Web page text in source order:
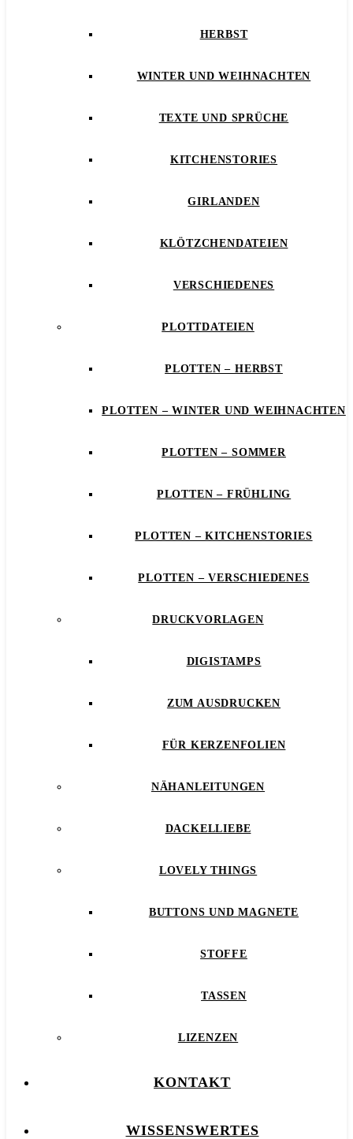
HERBST
WINTER UND WEIHNACHTEN
TEXTE UND SPRÜCHE
KITCHENSTORIES
GIRLANDEN
KLÖTZCHENDATEIEN
VERSCHIEDENES
PLOTTDATEIEN
PLOTTEN – HERBST
PLOTTEN – WINTER UND WEIHNACHTEN
PLOTTEN – SOMMER
PLOTTEN – FRÜHLING
PLOTTEN – KITCHENSTORIES
PLOTTEN – VERSCHIEDENES
DRUCKVORLAGEN
DIGISTAMPS
ZUM AUSDRUCKEN
FÜR KERZENFOLIEN
NÄHANLEITUNGEN
DACKELLIEBE
LOVELY THINGS
BUTTONS UND MAGNETE
STOFFE
TASSEN
LIZENZEN
KONTAKT
WISSENSWERTES